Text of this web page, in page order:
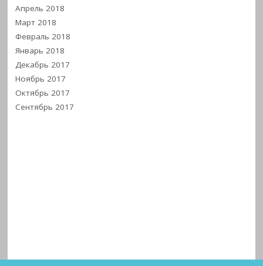
Апрель 2018
Март 2018
Февраль 2018
Январь 2018
Декабрь 2017
Ноябрь 2017
Октябрь 2017
Сентябрь 2017